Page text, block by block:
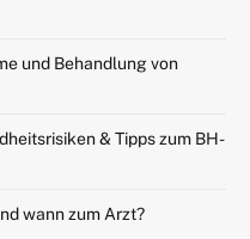
und Behandlung von
& Tipps zum BH-
wann zum Arzt?